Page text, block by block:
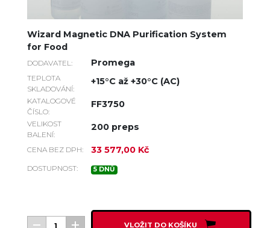
Wizard Magnetic DNA Purification System
for Food
DODAVATEL: Promega
TEPLOTA
SKLADOVÁNÍ:
+15°C až +30°C (AC)
KATALOGOVÉ
ČÍSLO:
FF3750
VELIKOST
BALENÍ:
200 preps
CENA BEZ DPH: 33 577,00 Kč
DOSTUPNOST: 5 DNŮ
VLOŽIT DO KOŠÍKU